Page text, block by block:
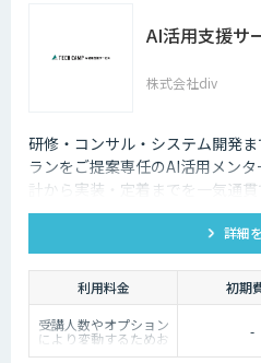
AI活用支援サ
株式会社div
研修・コンサル・システム開発
ランをご提案専任のAI活用メン
計から実装・定着までを一気通
ング・開発支援から最適なプラ
詳細
利用料金 初期
受講人数やオプション
により変動するためお
問い合わせください
-